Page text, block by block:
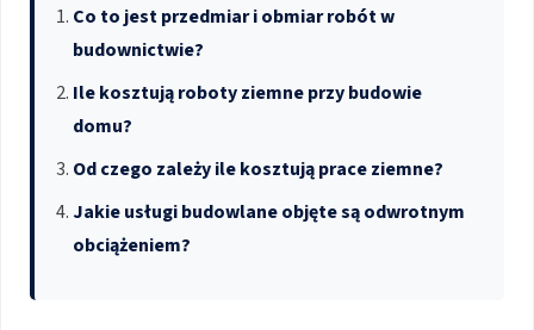
Co to jest przedmiar i obmiar robót w
budownictwie?
Ile kosztują roboty ziemne przy budowie
domu?
Od czego zależy ile kosztują prace ziemne?
Jakie usługi budowlane objęte są odwrotnym
obciążeniem?